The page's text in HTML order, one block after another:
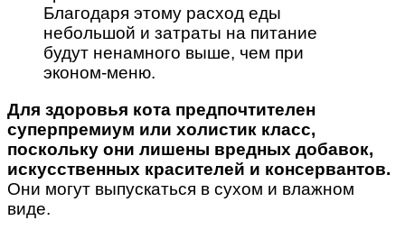
Благодаря этому расход еды
небольшой и затраты на питание
будут ненамного выше, чем при
эконом-меню.
Для здоровья кота предпочтителен
суперпремиум или холистик класс,
поскольку они лишены вредных добавок,
искусственных красителей и консервантов.
Они могут выпускаться в сухом и влажном
виде.